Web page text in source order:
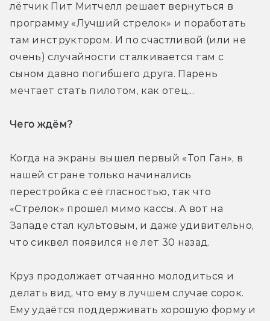
лётчик Пит Митчелл решает вернуться в
программу «Лучший стрелок» и поработать
там инструктором. И по счастливой (или не
очень) случайности сталкивается там с
сыном давно погибшего друга. Парень
мечтает стать пилотом, как отец...
Чего ждём?
Когда на экраны вышел первый «Топ Ган», в
нашей стране только начинались
перестройка с её гласностью, так что
«Стрелок» прошёл мимо кассы. А вот на
Западе стал культовым, и даже удивительно,
что сиквел появился не лет 30 назад.
Круз продолжает отчаянно молодиться и
делать вид, что ему в лучшем случае сорок.
Ему удаётся поддерживать хорошую форму и